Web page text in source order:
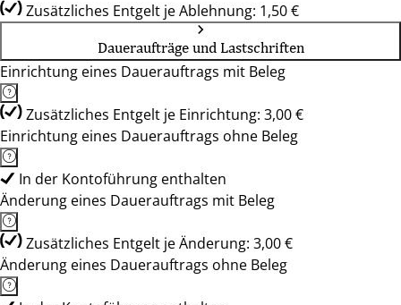
Zusätzliches Entgelt je Ablehnung: 1,50 €
Daueraufträge und Lastschriften
Einrichtung eines Dauerauftrags mit Beleg
Zusätzliches Entgelt je Einrichtung: 3,00 €
Einrichtung eines Dauerauftrags ohne Beleg
In der Kontoführung enthalten
Änderung eines Dauerauftrags mit Beleg
Zusätzliches Entgelt je Änderung: 3,00 €
Änderung eines Dauerauftrags ohne Beleg